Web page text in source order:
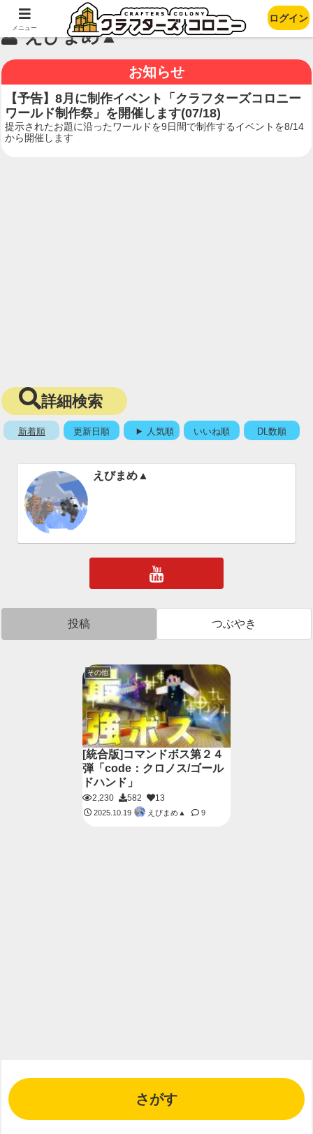
えびまめ▲
お知らせ
【予告】8月に制作イベント「クラフターズコロニー
ワールド制作祭」を開催します(07/18)
提示されたお題に沿ったワールドを9日間で制作するイベントを8/14
から開催します
詳細検索
新着順 更新日順 人気順 いいね順 DL数順
えびまめ▲
投稿 つぶやき
その他
[統合版]コマンドボス第２４
弾「code：クロノス/ゴール
ドハンド」
2,230 582 13
2025.10.19 えびまめ▲ 9
さがす
メニュー
ログイン